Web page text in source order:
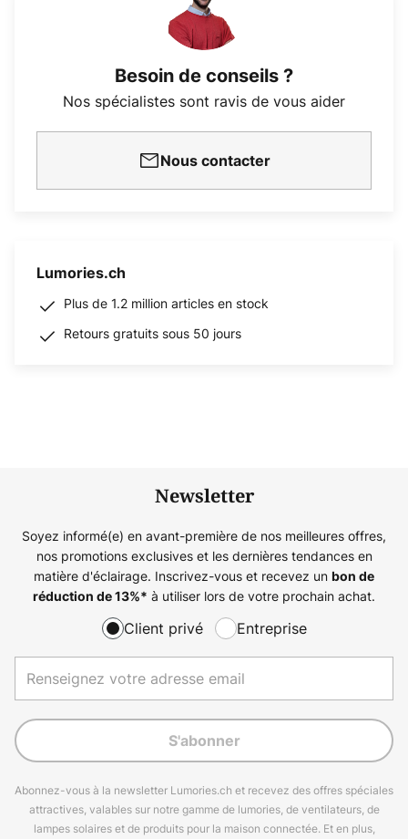
Besoin de conseils ?
Nos spécialistes sont ravis de vous aider
Nous contacter
Lumories.ch
Plus de 1.2 million articles en stock
Retours gratuits sous 50 jours
Newsletter
Soyez informé(e) en avant-première de nos meilleures offres,
nos promotions exclusives et les dernières tendances en
matière d'éclairage. Inscrivez-vous et recevez un bon de
réduction de13%* à utiliser lors de votre prochain achat.
Client privé Entreprise
S'abonner
Abonnez-vous à la newsletter Lumories.ch et recevez des offres spéciales
attractives, valables sur notre gamme de lumories, de ventilateurs, de
lampes solaires et de produits pour la maison connectée. Et en plus,